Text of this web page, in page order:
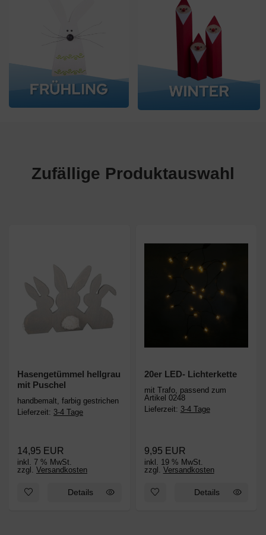
Zufällige Produktauswahl
Hasengetümmel hellgrau
mit Puschel
handbemalt, farbig gestrichen
Lieferzeit: 3-4 Tage
14,95 EUR
inkl. 7 % MwSt.
zzgl. Versandkosten
Zum Merkzettel hinzufügen: Hasengetümmel hellgrau mit
Details
20er LED- Lichterkette
mit Trafo, passend zum
Artikel 0248
Lieferzeit: 3-4 Tage
9,95 EUR
inkl. 19 % MwSt.
zzgl. Versandkosten
Zum Merkzettel hinzufügen:
Details